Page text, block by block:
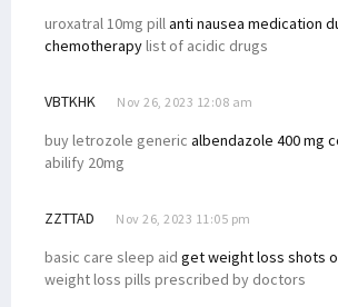
uroxatral 10mg pillanti nausea medication
chemotherapylist of acidic drugs
VBTKHK Nov 26, 2023 12:08 am
buy letrozole generic albendazole 400 mg
abilify 20mg
ZZTTAD Nov 26, 2023 11:05 pm
basic care sleep aid get weight loss shots
weight loss pills prescribed by doctors